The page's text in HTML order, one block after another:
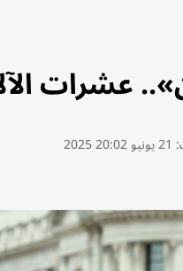
عشرات
21 يونيو 20:02 2025